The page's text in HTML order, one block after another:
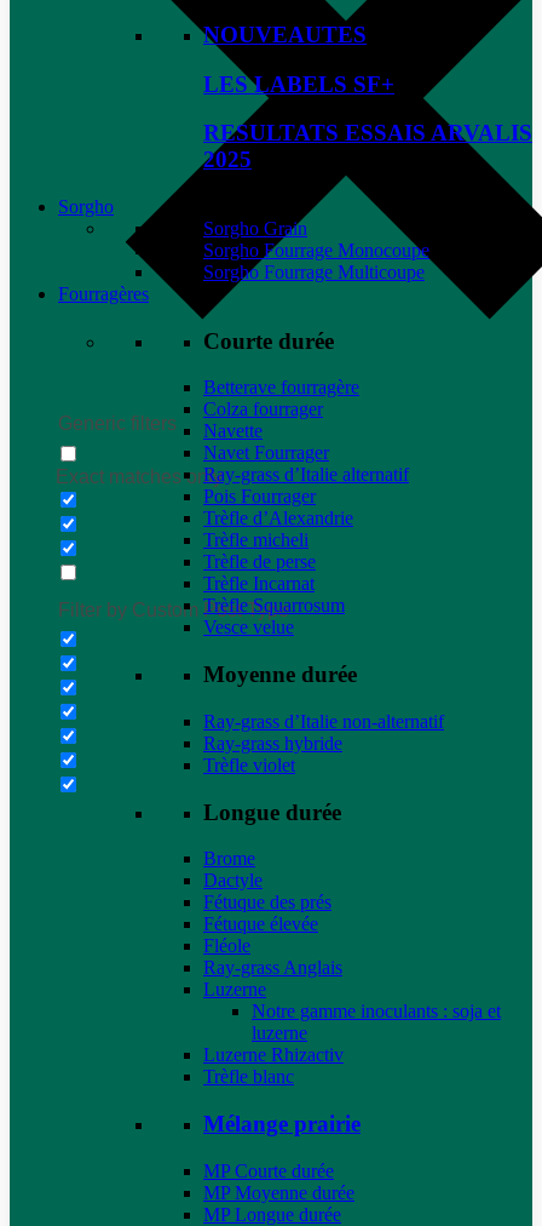
Generic filters
Exact matches only
Filter by Custom Post Type
NOUVEAUTES
LES LABELS SF+
RESULTATS ESSAIS ARVALIS
2025
Sorgho
Sorgho Grain
Sorgho Fourrage Monocoupe
Sorgho Fourrage Multicoupe
Fourragères
Courte durée
Betterave fourragère
Colza fourrager
Navette
Navet Fourrager
Ray-grass d’Italie alternatif
Pois Fourrager
Trèfle d’Alexandrie
Trèfle micheli
Trèfle de perse
Trèfle Incarnat
Trèfle Squarrosum
Vesce velue
Moyenne durée
Ray-grass d’Italie non-alternatif
Ray-grass hybride
Trèfle violet
Longue durée
Brome
Dactyle
Fétuque des prés
Fétuque élevée
Fléole
Ray-grass Anglais
Luzerne
Notre gamme inoculants : soja et
luzerne
Luzerne Rhizactiv
Trèfle blanc
Mélange prairie
MP Courte durée
MP Moyenne durée
MP Longue durée